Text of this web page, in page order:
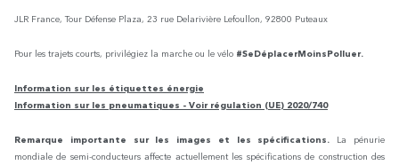
JLR France, Tour Défense Plaza, 23 rue Delarivière Lefoullon, 92800 Puteaux
Pour les trajets courts, privilégiez la marche ou le vélo #SeDéplacerMoinsPolluer.
Information sur les étiquettes énergie
Information sur les pneumatiques - Voir régulation (UE) 2020/740
Remarque importante sur les images et les spécifications.
La pénurie
mondiale de semi-conducteurs affecte actuellement les spécifications de construction des